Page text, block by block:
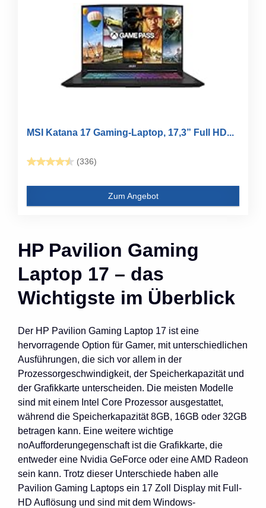
MSI Katana 17 Gaming-Laptop, 17,3” Full HD...
(336)
Zum Angebot
HP Pavilion Gaming
Laptop 17 – das
Wichtigste im Überblick
Der HP Pavilion Gaming Laptop 17 ist eine
hervorragende Option für Gamer, mit unterschiedlichen
Ausführungen, die sich vor allem in der
Prozessorgeschwindigkeit, der Speicherkapazität und
der Grafikkarte unterscheiden. Die meisten Modelle
sind mit einem Intel Core Prozessor ausgestattet,
während die Speicherkapazität 8GB, 16GB oder 32GB
betragen kann. Eine weitere wichtige
noAufforderungegenschaft ist die Grafikkarte, die
entweder eine Nvidia GeForce oder eine AMD Radeon
sein kann. Trotz dieser Unterschiede haben alle
Pavilion Gaming Laptops ein 17 Zoll Display mit Full-
HD Auflösung und sind mit dem Windows-